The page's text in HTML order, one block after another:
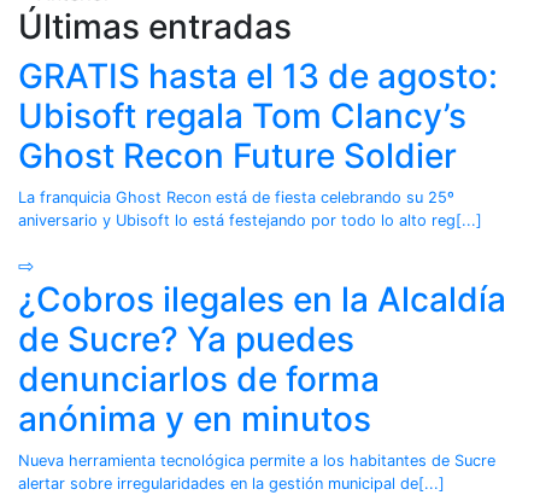
Últimas entradas
GRATIS hasta el 13 de agosto:
Ubisoft regala Tom Clancy’s
Ghost Recon Future Soldier
La franquicia Ghost Recon está de fiesta celebrando su 25º
aniversario y Ubisoft lo está festejando por todo lo alto reg[...]
⇨
¿Cobros ilegales en la Alcaldía
de Sucre? Ya puedes
denunciarlos de forma
anónima y en minutos
Nueva herramienta tecnológica permite a los habitantes de Sucre
alertar sobre irregularidades en la gestión municipal de[...]